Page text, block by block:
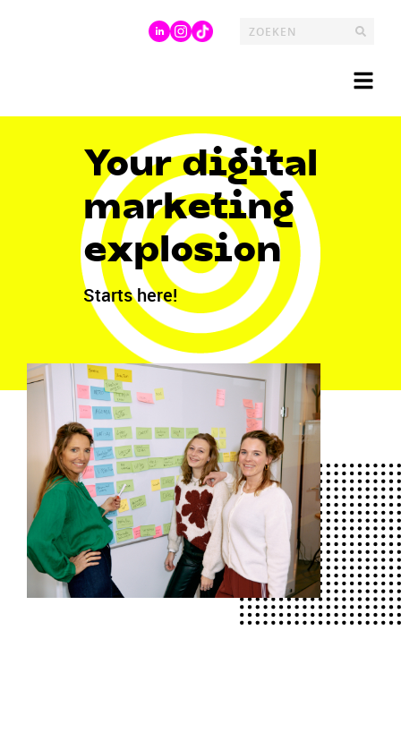
Your digital
marketing
explosion
Starts here!